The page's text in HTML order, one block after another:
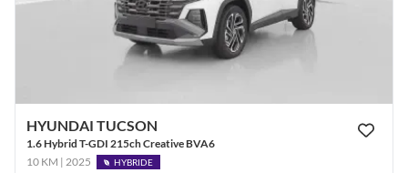
HYUNDAI TUCSON
1.6 Hybrid T-GDI 215ch Creative BVA6
10 KM | 2025
HYBRIDE